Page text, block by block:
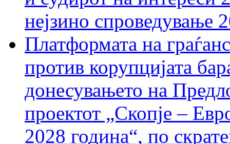
нејзино спроведување
Платформата на
против корупцијата
донесувањето на
проектот „Скопје –
2028 година“, по